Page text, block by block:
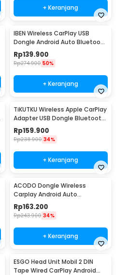
+ Keranjang
IBEN Wireless CarPlay USB
Dongle Android Auto Bluetooth
5.0 - OT001
Rp139.900
Rp274.900 50%
+ Keranjang
TiKUTKU Wireless Apple CarPlay
Adapter USB Dongle Bluetooth
5.3 - OT101
Rp159.900
Rp238.900 34%
+ Keranjang
ACODO Dongle Wireless
Carplay Android Auto
Bluetooth 5.0 WiFi 5.8GHz -
A50
Rp163.200
Rp243.900 34%
+ Keranjang
ESGO Head Unit Mobil 2 DIN
Tape Wired CarPlay Android